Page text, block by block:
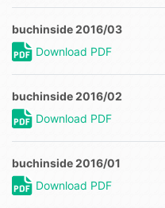
buchinside 2016/03
Download PDF
buchinside 2016/02
Download PDF
buchinside 2016/01
Download PDF